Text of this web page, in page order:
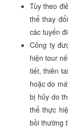
Tùy theo
thể thay
các tuyến
Công ty
hiện tour
tiết, thiên
hoặc do
bị hủy do
thể thực
bồi thường